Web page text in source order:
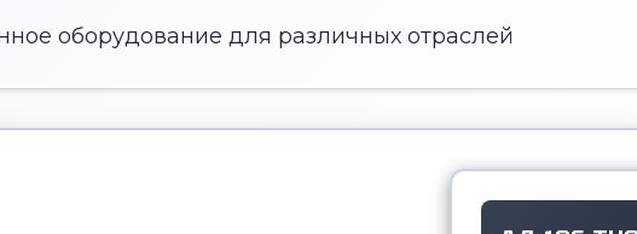
оборудование для различных отраслей